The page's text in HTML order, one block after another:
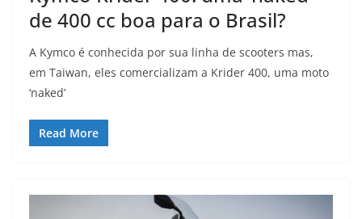
de 400 cc boa para o Brasil?
A Kymco é conhecida por sua linha de scooters mas,
em Taiwan, eles comercializam a Krider 400, uma moto
‘naked’
Read More